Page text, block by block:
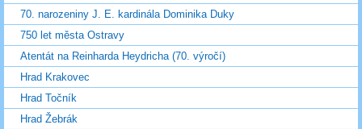
70. narozeniny J. E. kardinála Dominika Duky
750 let města Ostravy
Atentát na Reinharda Heydricha (70. výročí)
Hrad Krakovec
Hrad Točník
Hrad Žebrák